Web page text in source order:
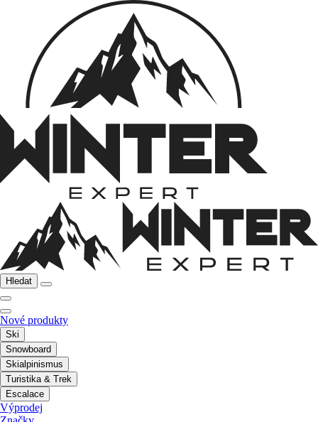
Hledat
Nové produkty
Ski
Snowboard
Skialpinismus
Turistika & Trek
Escalace
Výprodej